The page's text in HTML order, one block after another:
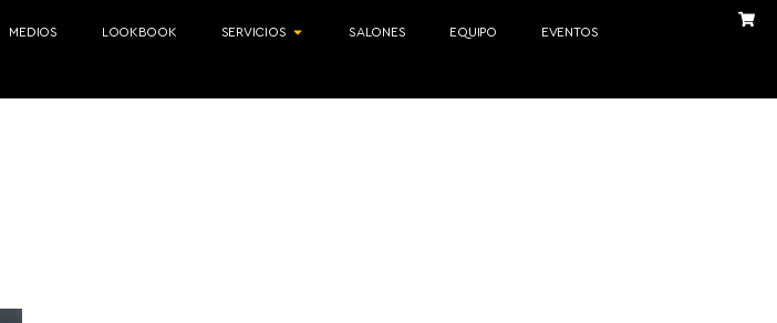
MEDIOS LOOKBOOK SERVICIOS SALONES EQUIPO EVENTOS